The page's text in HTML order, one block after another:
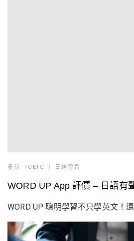
多益 TOEIC 日語學習
WORD UP App 評價 – 日語有
WORD UP 聰明學習不只學英文！